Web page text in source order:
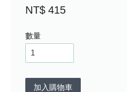
NT$ 415
數量
加入購物車